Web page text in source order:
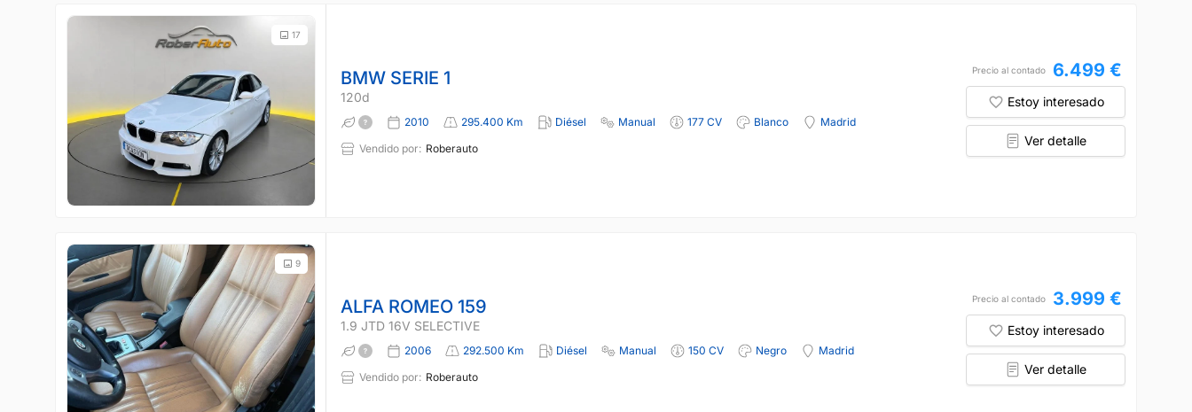
17
BMW SERIE 1
120d
2010 295.400 Km Diésel Manual 177 CV Blanco
Madrid
Vendido por: Roberauto
Precio al contado 6.499 €
Estoy interesado
Ver detalle
9
ALFA ROMEO 159
1.9 JTD 16V SELECTIVE
2006 292.500 Km Diésel Manual 150 CV Negro
Madrid
Vendido por: Roberauto
Precio al contado 3.999 €
Estoy interesado
Ver detalle